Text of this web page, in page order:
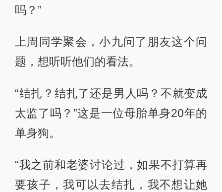
吗？”
上周同学聚会，小九问了朋友这个问
题，想听听他们的看法。
“结扎？结扎了还是男人吗？不就变成
太监了吗？”这是一位母胎单身20年的
单身狗。
“我之前和老婆讨论过，如果不打算再
要孩子，我可以去结扎，我不想让她